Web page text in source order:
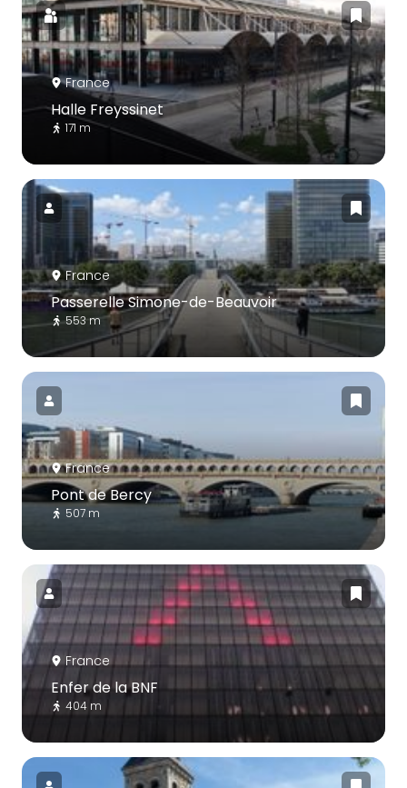
France
Halle Freyssinet
171 m
France
Passerelle Simone-de-Beauvoir
553 m
France
Pont de Bercy
507 m
France
Enfer de la BNF
404 m